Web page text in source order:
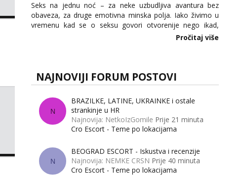
Seks na jednu noć – za neke uzbudljiva avantura bez
obaveza, za druge emotivna minska polja. Iako živimo u
vremenu kad se o seksu govori otvorenije nego ikad,
tema „jedne noći strasti“ i dalje izaziva burne rasprave. Što
Pročitaj više
NAJNOVIJI FORUM POSTOVI
N
BRAZILKE, LATINE, UKRAINKE i ostale
strankinje u HR
Najnovija: NetkoIzGomile Prije 21 minuta
Cro Escort - Teme po lokacijama
N
BEOGRAD ESCORT - Iskustva i recenzije
Najnovija: NEMKE CRSN Prije 40 minuta
Cro Escort - Teme po lokacijama